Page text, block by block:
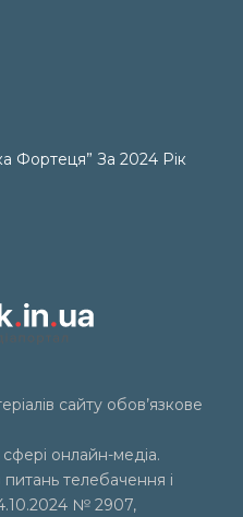
Фортеця” За 2024 Рік
сайту обов’язкове
онлайн-медіа.
телебачення і
№ 2907,